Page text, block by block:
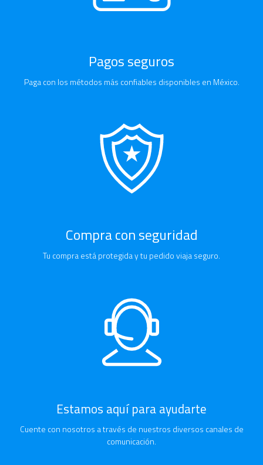
Pagos seguros
Paga con los métodos más confiables disponibles en México.
Compra con seguridad
Tu compra está protegida y tu pedido viaja seguro.
Estamos aquí para ayudarte
Cuente con nosotros a través de nuestros diversos canales de
comunicación.